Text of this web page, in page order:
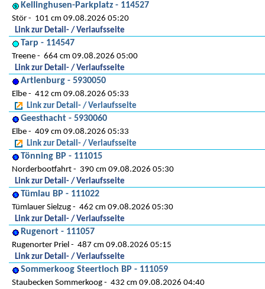
Kellinghusen-Parkplatz - 114527
Stör
101 cm 09.08.2026 05:20
Link zur Detail- / Verlaufsseite
Tarp - 114547
Treene
664 cm 09.08.2026 05:00
Link zur Detail- / Verlaufsseite
Artlenburg - 5930050
Elbe
412 cm 09.08.2026 05:33
Link zur Detail- / Verlaufsseite
Geesthacht - 5930060
Elbe
409 cm 09.08.2026 05:33
Link zur Detail- / Verlaufsseite
Tönning BP - 111015
Norderbootfahrt
390 cm 09.08.2026 05:30
Link zur Detail- / Verlaufsseite
Tümlau BP - 111022
Tümlauer Sielzug
462 cm 09.08.2026 05:30
Link zur Detail- / Verlaufsseite
Rugenort - 111057
Rugenorter Priel
487 cm 09.08.2026 05:15
Link zur Detail- / Verlaufsseite
Sommerkoog Steertloch BP - 111059
Staubecken Sommerkoog 432 cm 09.08.2026 04:40